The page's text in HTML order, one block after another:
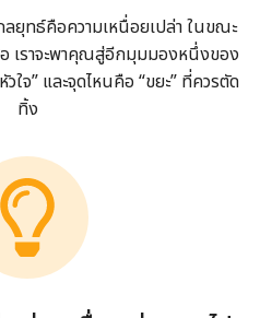
ลยุทธ์คือความเหนื่อยเปล่า ในขณะ
เราจะพาคุณสู่อีกมุมมองหนึ่งของ
ใจ” และจุดไหนคือ “ขยะ” ที่ควรตัด
ทิ้ง